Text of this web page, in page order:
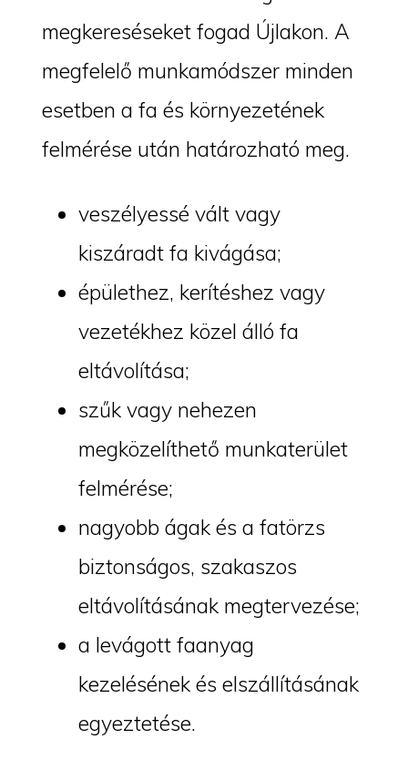
megkereséseket fogad Újlakon. A
megfelelő munkamódszer minden
esetben a fa és környezetének
felmérése után határozható meg.
veszélyessé vált vagy
kiszáradt fa kivágása;
épülethez, kerítéshez vagy
vezetékhez közel álló fa
eltávolítása;
szűk vagy nehezen
megközelíthető munkaterület
felmérése;
nagyobb ágak és a fatörzs
biztonságos, szakaszos
eltávolításának megtervezése;
a levágott faanyag
kezelésének és elszállításának
egyeztetése.